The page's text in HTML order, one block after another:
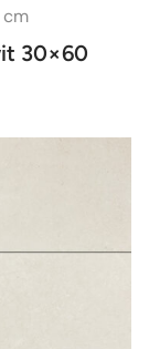
30×60